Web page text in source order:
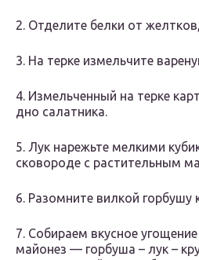
2. Отделите белки от
3. На терке измельчите
4. Измельченный на терке
дно салатника.
5. Лук нарежьте мелкими
сковороде с растительным
6. Разомните вилкой горбушу
7. Собираем вкусное
майонез — горбуша – лук –